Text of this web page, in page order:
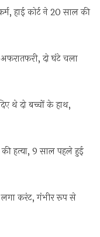
हाई कोर्ट ने 20 साल की
दो घंटे चला
थे दो बच्चों के हाथ,
की हत्या, 9 साल पहले हुई
करंट, गंभीर रूप से